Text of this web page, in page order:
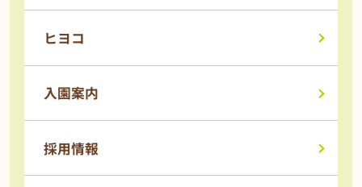
ヒヨコ
入園案内
採用情報